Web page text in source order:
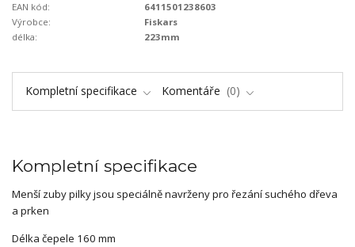
EAN kód:
6411501238603
Výrobce:
Fiskars
délka:
223mm
Kompletní specifikace Komentáře 0
Kompletní specifikace
Menší zuby pilky jsou speciálně navrženy pro řezání suchého dřeva
a prken
Délka čepele 160 mm